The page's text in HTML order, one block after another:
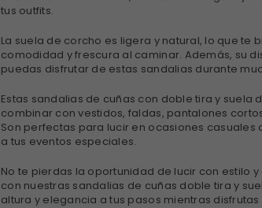
¡SUSCRIBETE!
¿Quieres recibir descuentos exclusivos y
avances en temporada?
tus outfits.
La suela de corcho es ligera y natural, lo que te
comodidad y frescura al caminar. Además, su
puedas disfrutar de estas sandalias durante
Estas sandalias de cuñas con doble tira y suela
combinar con vestidos, faldas, pantalones
Son perfectas para lucir en ocasiones
a tus eventos especiales.
No te pierdas la oportunidad de lucir con estilo
con nuestras sandalias de cuñas doble tira y
altura y elegancia a tus pasos mientras